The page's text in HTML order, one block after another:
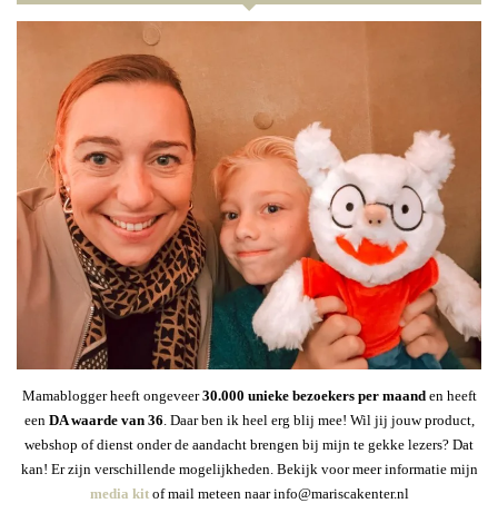
Mamablogger heeft ongeveer30.000 unieke bezoekers per maanden heeft
een DA waarde van 36. Daar ben ik heel erg blij mee! Wil jij jouw product,
webshop of dienst onder de aandacht brengen bij mijn te gekke lezers? Dat
kan! Er zijn verschillende mogelijkheden. Bekijk voor meer informatie mijn
media kitof mail meteen naar info@mariscakenter.nl